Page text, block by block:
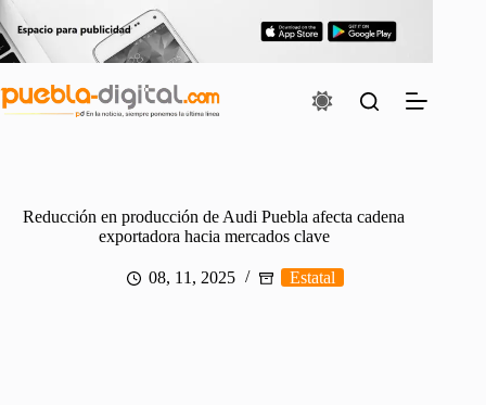
al
contenido
Reducción en producción de Audi Puebla afecta cadena
exportadora hacia mercados clave
08, 11, 2025 Estatal